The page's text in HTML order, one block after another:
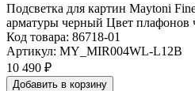
Подсветка для картин Maytoni
арматуры черный Цвет плафонов
Код товара: 86718-01
Артикул: MY_MIR004WL-L12B
10 490 ₽
Добавить в корзину